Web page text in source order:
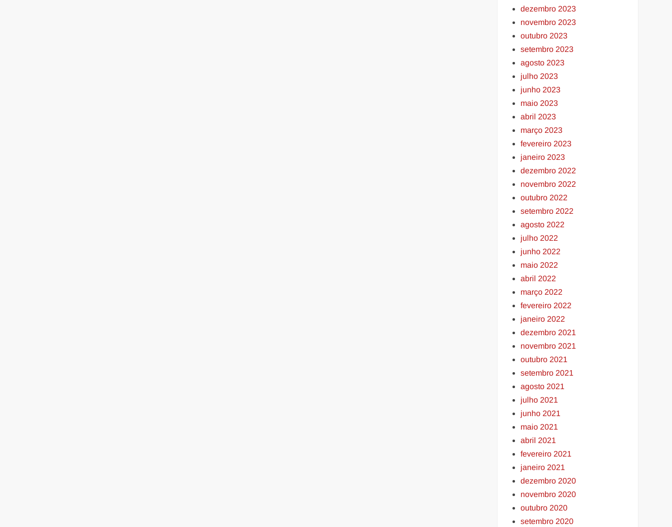
dezembro 2023
novembro 2023
outubro 2023
setembro 2023
agosto 2023
julho 2023
junho 2023
maio 2023
abril 2023
março 2023
fevereiro 2023
janeiro 2023
dezembro 2022
novembro 2022
outubro 2022
setembro 2022
agosto 2022
julho 2022
junho 2022
maio 2022
abril 2022
março 2022
fevereiro 2022
janeiro 2022
dezembro 2021
novembro 2021
outubro 2021
setembro 2021
agosto 2021
julho 2021
junho 2021
maio 2021
abril 2021
fevereiro 2021
janeiro 2021
dezembro 2020
novembro 2020
outubro 2020
setembro 2020